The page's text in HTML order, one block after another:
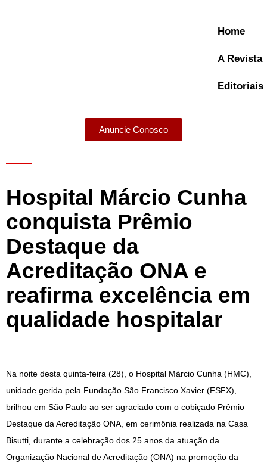
Home
A Revista
Editoriais
Anuncie Conosco
Hospital Márcio Cunha
conquista Prêmio
Destaque da
Acreditação ONA e
reafirma excelência em
qualidade hospitalar
Na noite desta quinta-feira (28), o Hospital Márcio Cunha (HMC),
unidade gerida pela Fundação São Francisco Xavier (FSFX),
brilhou em São Paulo ao ser agraciado com o cobiçado Prêmio
Destaque da Acreditação ONA, em cerimônia realizada na Casa
Bisutti, durante a celebração dos 25 anos da atuação da
Organização Nacional de Acreditação (ONA) na promoção da